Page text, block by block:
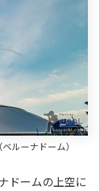
ルーナドーム）
ドームの上空に